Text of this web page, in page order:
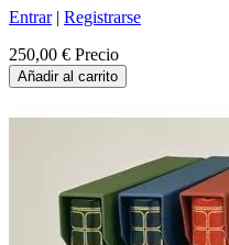
Entrar| Registrarse
250,00 € Precio
Añadir al carrito